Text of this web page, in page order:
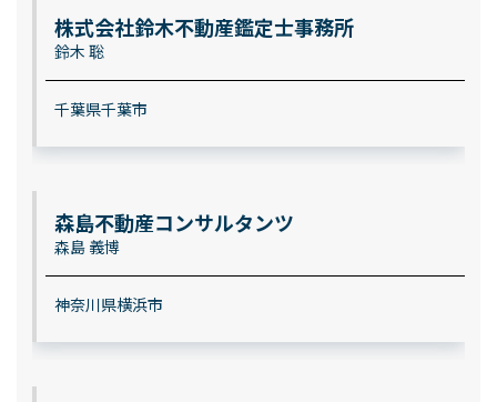
株式会社鈴木不動産鑑定士事務所
鈴木 聡
千葉県千葉市
森島不動産コンサルタンツ
森島 義博
神奈川県横浜市